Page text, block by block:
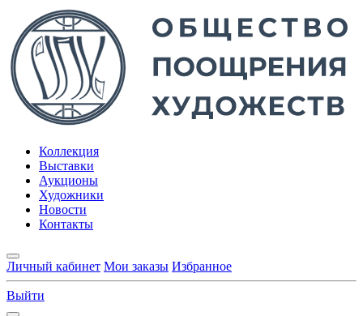
Коллекция
Выставки
Аукционы
Художники
Новости
Контакты
Личный кабинет Мои заказы Избранное
Выйти